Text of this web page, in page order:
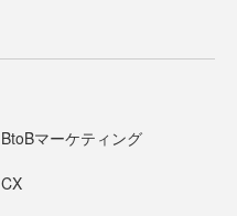
BtoBマーケティング
CX